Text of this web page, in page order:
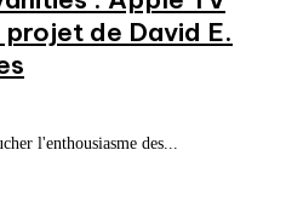
projet de David E.
l'enthousiasme des...